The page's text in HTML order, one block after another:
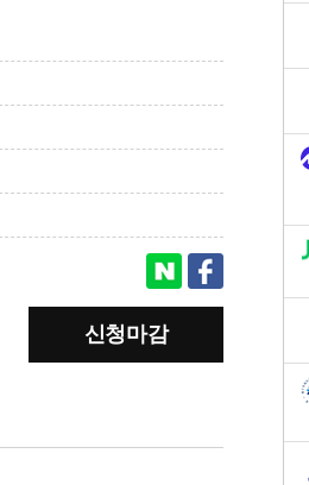
신청마감